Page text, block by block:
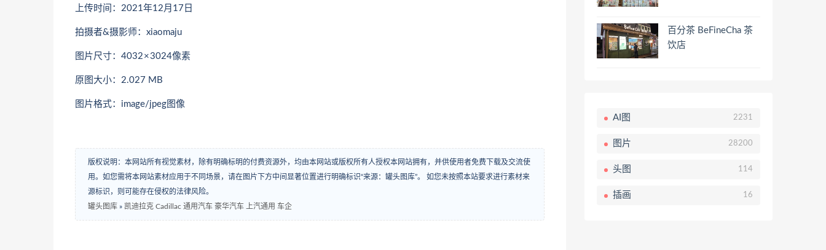
上传时间：2021年12月17日
拍摄者&摄影师：xiaomaju
图片尺寸：4032 × 3024像素
原图大小：2.027 MB
图片格式：image/jpeg图像
版权说明：本网站所有视觉素材，除有明确标明的付费资源外，均由本网站或版权所有人授权本网站拥有，并供使用者免费下载及交流使
用。如您需将本网站素材应用于不同场景，请在图片下方中间显著位置进行明确标识“来源：罐头图库”。 如您未按照本站要求进行素材来
源标识，则可能存在侵权的法律风险。
罐头图库 » 凯迪拉克 Cadillac 通用汽车 豪华汽车 上汽通用 车企
百分茶 BeFineCha 茶
饮店
AI图 2231
图片 28200
头图 114
插画 16